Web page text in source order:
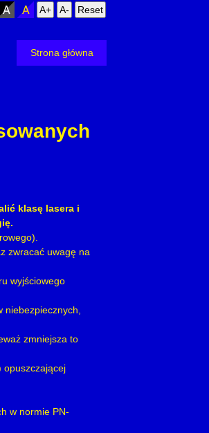
Reset
A-
A+
Strona główna
klasę lasera i
zwracać uwagę na
wyjściowego
niebezpiecznych,
zmniejsza to
opuszczającej
w normie PN-